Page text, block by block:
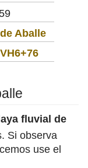
Aballe
fluvial de
Si observa
use el